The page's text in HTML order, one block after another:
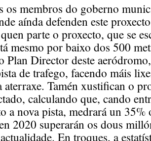
os membros do goberno
aínda defenden este
parte o proxecto, que se
mesmo por baixo dos 500
Plan Director deste
de trafego, facendo máis
aterraxe. Tamén xustifican o
calculando que, cando
a nova pista, medrará un 35%
2020 superarán os dous
En troques, a